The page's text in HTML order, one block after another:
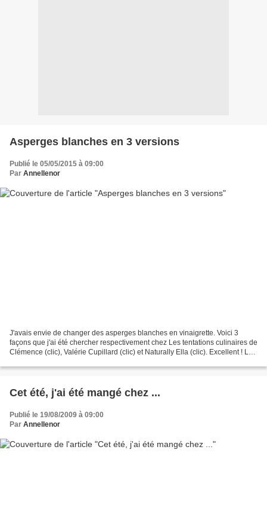
Asperges blanches en 3 versions
Publié le 05/05/2015 à 09:00
Par Annellenor
J'avais envie de changer des asperges blanches en vinaigrette. Voici 3
façons que j'ai été chercher respectivement chez Les tentations culinaires de
Clémence (clic), Valérie Cupillard (clic) et Naturally Ella (clic). Excellent ! Le
Cet été, j'ai été mangé chez ...
Publié le 19/08/2009 à 09:00
Par Annellenor